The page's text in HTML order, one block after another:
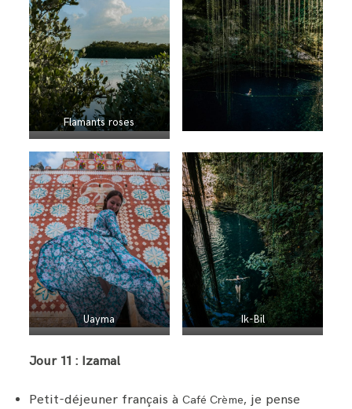
Flamants roses
Uayma Ik-Bil
Jour 11 : Izamal
Petit-déjeuner français àCafé Crème, je pense